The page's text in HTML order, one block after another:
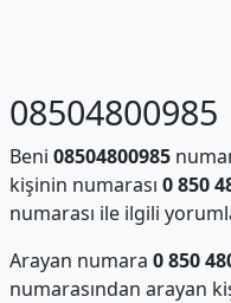
08504800985
Beni 08504800985
kişinin numarası 0 850
numarası ile ilgili
Arayan numara 0 850
numarasından arayan